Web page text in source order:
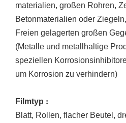
materialien, großen Rohren,
Betonmaterialien oder
Freien gelagerten großen
(Metalle und metallhaltige
speziellen
um Korrosion zu verhindern)
Filmtyp :
Blatt, Rollen, flacher Beutel,